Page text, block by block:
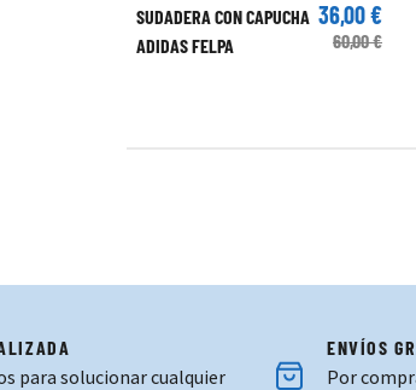
SUDADERA CON CAPUCHA
ADIDAS FELPA
36,00 €
60,00 €
para solucionar cualquier
ENVÍOS
Por